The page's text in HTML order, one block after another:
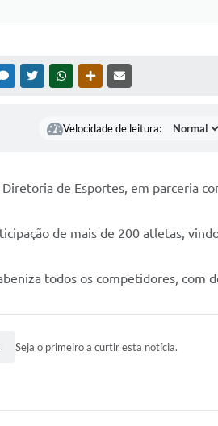
MESSENGER
TWITTERWHATSAPPOUTRAS MÍDIAS
Velocidade de leitura:
de Esportes, em parceria
de mais de 200 atletas,
todos os competidores, com
Seja o primeiro a curtir esta notícia.